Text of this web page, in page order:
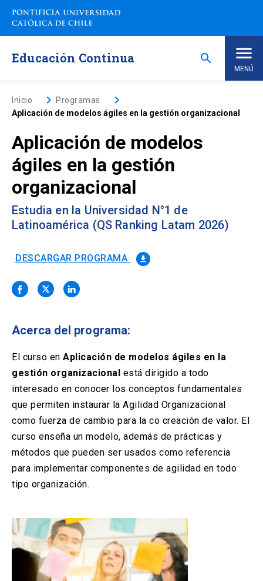
Saltar
contenido
Educación Continua search
MENÚ
Inicio
Programas de Estudio
Programas Corporativos
Noticias
Solicitud Certificados(El
una
pestaña)
Portal Empresas(El
abre
una
nueva
Pagos y Convenios(El
enlace
se
en
una
nueva
Biblioteca launch
(El
enlace
se
abre
en
una
pestaña)
Mi Portal UC launch
(El
enlace
se
abre
en
una
pestaña)
Correo launch
(El
enlace
se
abre
en
una
nueva
Inicio keyboard_arrow_rightProgramas keyboard_arrow_right
Aplicación de modelos ágiles en la gestión organizacional
Aplicación de modelos
ágiles en la gestión
organizacional
Estudia en la Universidad N°1 de
Latinoamérica (QS Ranking Latam 2026)
DESCARGAR PROGRAMA file_download
Acerca del programa:
El curso en Aplicación de modelos ágiles en la
gestión organizacional está dirigido a todo
interesado en conocer los conceptos fundamentales
que permiten instaurar la Agilidad Organizacional
como fuerza de cambio para la co creación de valor. El
curso enseña un modelo, además de prácticas y
métodos que pueden ser usados como referencia
para implementar componentes de agilidad en todo
tipo organización.